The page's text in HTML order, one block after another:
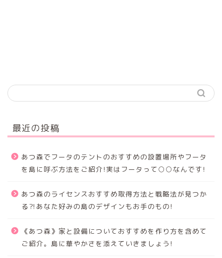
最近の投稿
あつ森でフータのテントのおすすめの設置場所やフータ
を島に呼ぶ方法をご紹介!実はフータって○○なんです!
あつ森のライセンスおすすめ取得方法と戦略法が見つか
る⁈あなた好みの島のデザインもお手のもの!
《あつ森》家と設備についておすすめを作り方を含めて
ご紹介。島に華やかさを添えていきましょう!